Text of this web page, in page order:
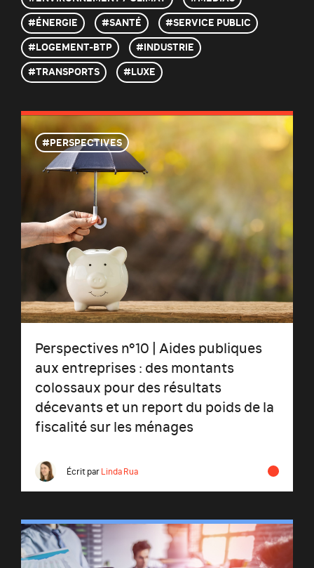
ÉNERGIE
SANTÉ
SERVICE PUBLIC
LOGEMENT-BTP
INDUSTRIE
TRANSPORTS
LUXE
PERSPECTIVES
Perspectives n°10 | Aides publiques
aux entreprises : des montants
colossaux pour des résultats
décevants et un report du poids de la
fiscalité sur les ménages
Écrit parLinda Rua